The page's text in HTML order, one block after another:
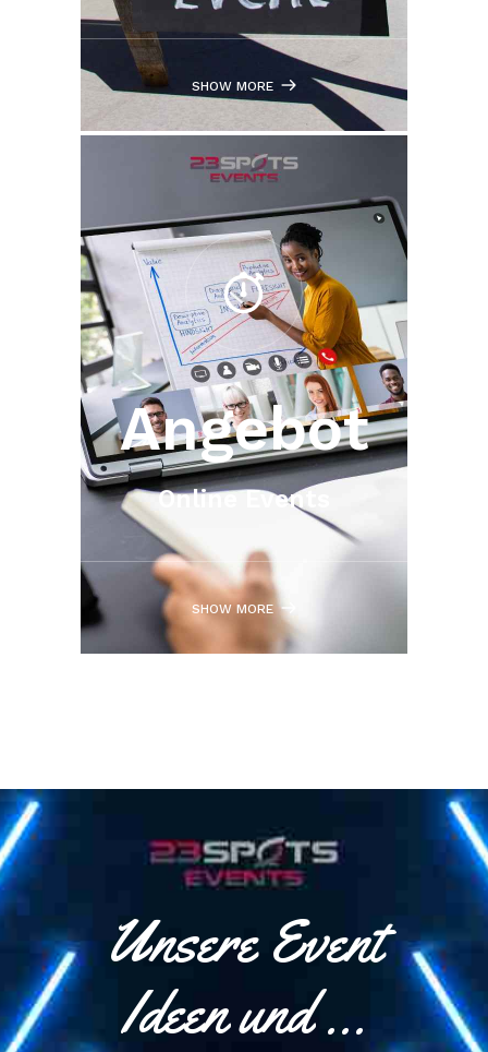
SHOW MORE
Angebot
Online Events
SHOW MORE
Unsere Event
Ideen und …